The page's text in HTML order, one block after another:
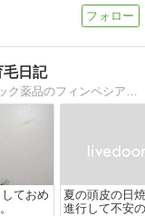
毛日記
ハゲの治療薬であるプロペシアのジェネック薬品のフィンペシアを使って育毛に取り組んでいます。その効果の過程を日記として綴っていきます。
ておめ
夏の頭皮の日
進行して不安